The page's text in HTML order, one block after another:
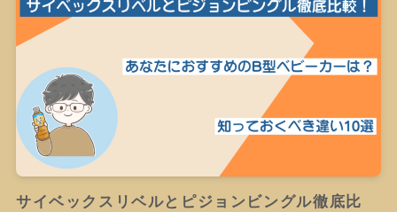
サイベックスリベルとピジョンビングル徹底比